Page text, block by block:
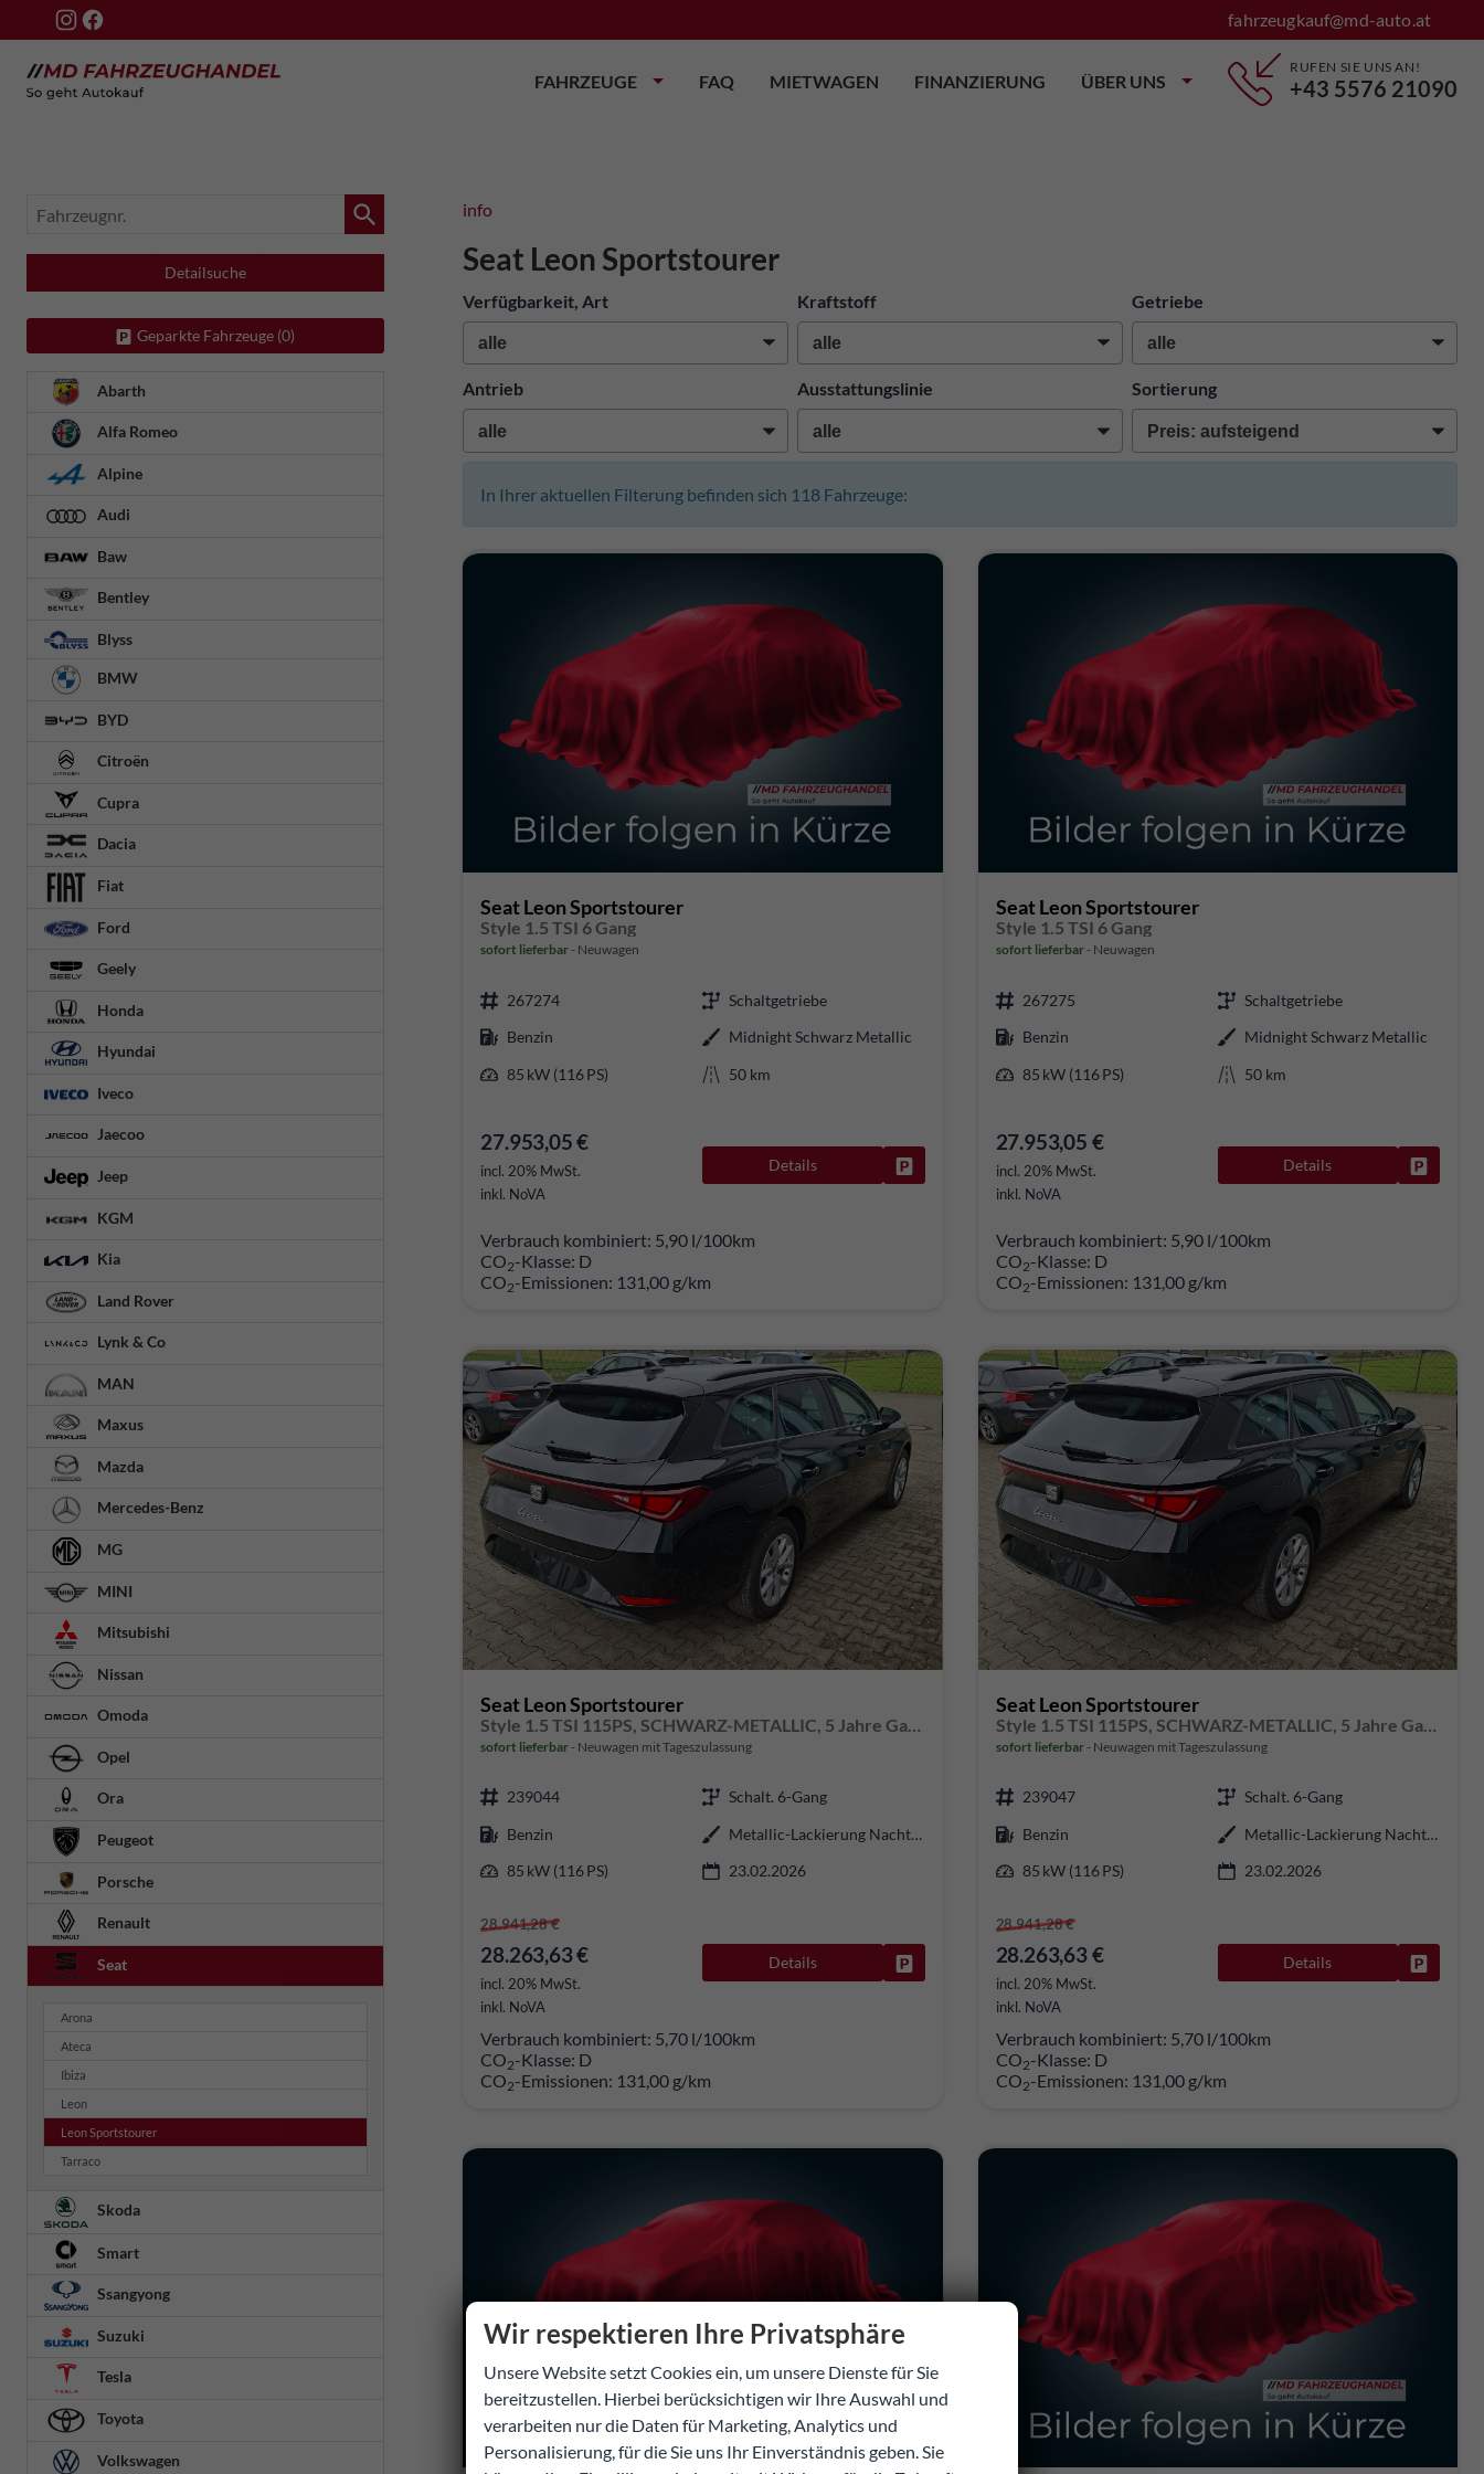
fahrzeugkauf@md-auto.at
FAHRZEUGE FAQ MIETWAGEN FINANZIERUNG ÜBER UNS
RUFEN SIE UNS AN!
+43 5576 21090
info
Seat Leon Sportstourer
Verfügbarkeit, Art Kraftstoff Getriebe
Antrieb Ausstattungslinie Sortierung
In Ihrer aktuellen Filterung befinden sich 118 Fahrzeuge:
Seat Leon Sportstourer
Style 1.5 TSI 6 Gang
sofort lieferbar Neuwagen
267274
Schaltgetriebe
Benzin
Midnight Schwarz Metallic
85 kW (116 PS)
50 km
27.953,05 €
incl. 20% MwSt.
inkl. NoVA
Details Fahrzeug parken
Verbrauch kombiniert: 5,90 l/100km
CO2-Klasse: D
CO2-Emissionen: 131,00 g/km
Seat Leon Sportstourer
Style 1.5 TSI 6 Gang
sofort lieferbar Neuwagen
267275
Schaltgetriebe
Benzin
Midnight Schwarz Metallic
85 kW (116 PS)
50 km
27.953,05 €
incl. 20% MwSt.
inkl. NoVA
Details
Verbrauch kombiniert: 5,90 l/100km
CO2-Klasse: D
CO2-Emissionen: 131,00 g/km
Seat Leon Sportstourer
Style 1.5 TSI 115PS, SCHWARZ-METALLIC, 5 Jahre Garantie, 16" ALU, MATRIX-LED, Privacy-Glas, Winter-Paket, 3-Zonen-Climatronic, ParkAssist, Parksensoren v/h, Rückfahrkamera, Radio 10,4" + Full-Link, Tempomat, M-Lederlenkrad, variabler Ladeboden
sofort lieferbar Neuwagen mit Tageszulassung
239044
Schalt. 6-Gang
Benzin
Metallic-Lackierung Nacht-Schwarz
85 kW (116 PS)
23.02.2026
28.941,28 €
28.263,63 €
incl. 20% MwSt.
inkl. NoVA
Details Fahrzeug parken
Verbrauch kombiniert: 5,70 l/100km
CO2-Klasse: D
CO2-Emissionen: 131,00 g/km
Seat Leon Sportstourer
Style 1.5 TSI 115PS, SCHWARZ-METALLIC, 5 Jahre Garantie, 16" ALU, MATRIX-LED, Privacy-Glas, Winter-Paket, 3-Zonen-Climatronic, ParkAssist, Parksensoren v/h, Rückfahrkamera, Radio 10,4" + Full-Link, Tempomat, M-Lederlenkrad, variabler Ladeboden
sofort lieferbar Neuwagen mit Tageszulassung
239047
Schalt. 6-Gang
Benzin
Metallic-Lackierung Nacht-Schwarz
85 kW (116 PS)
23.02.2026
28.941,28 €
28.263,63 €
incl. 20% MwSt.
inkl. NoVA
Details
Verbrauch kombiniert: 5,70 l/100km
CO2-Klasse: D
CO2-Emissionen: 131,00 g/km
Fahrzeugnr.
Detailsuche
Geparkte Fahrzeuge (0)
Abarth
Alfa Romeo
Alpine
Audi
Baw
Bentley
Blyss
BMW
BYD
Citroën
Cupra
Dacia
Fiat
Ford
Geely
Honda
Hyundai
Iveco
Jaecoo
Jeep
KGM
Kia
Land Rover
Lynk & Co
MAN
Maxus
Mazda
Mercedes-Benz
MG
MINI
Mitsubishi
Nissan
Omoda
Opel
Ora
Peugeot
Porsche
Renault
Seat
Arona
Ateca
Ibiza
Leon
Leon Sportstourer
Tarraco
Skoda
Smart
Ssangyong
Suzuki
Tesla
Toyota
Volkswagen
Wir respektieren Ihre Privatsphäre
Unsere Website setzt Cookies ein, um unsere Dienste für Sie
bereitzustellen. Hierbei berücksichtigen wir Ihre Auswahl und
verarbeiten nur die Daten für Marketing, Analytics und
Personalisierung, für die Sie uns Ihr Einverständnis geben. Sie